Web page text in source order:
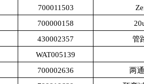
700011503
700000158
430002357
管
WAT005139
700002636
两